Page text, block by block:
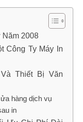
2008
Công Ty Máy In
Thiết Bị Văn
hàng dịch vụ
in